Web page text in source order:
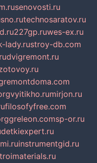
senovosti.ru
technosaratov.ru
227gp.ruwes-ex.ru
lady.rustroy-db.com
dvigremont.ru
remontdoma.com
vyitikho.rumirjon.ru
filosofyfree.com
greleon.comsp-or.ru
detkiexpert.ru
instrumentgid.ru